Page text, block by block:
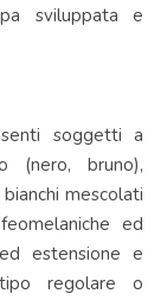
sviluppata e
soggetti a
(nero, bruno),
mescolati
ed
estensione e
regolare o